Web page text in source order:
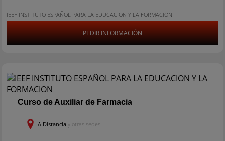
IEEF INSTITUTO ESPAÑOL PARA LA EDUCACION Y LA FORMACION
PEDIR INFORMACIÓN
Curso de Auxiliar de Farmacia
A Distancia y otras sedes